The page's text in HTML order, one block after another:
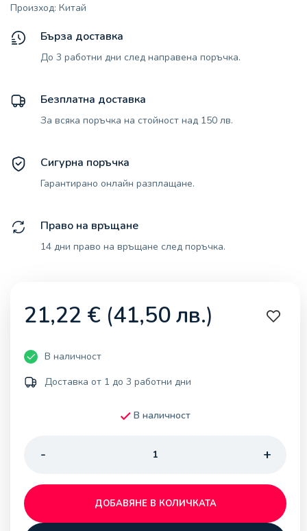
Произход: Китай
Бърза доставка
До 3 работни дни след направена поръчка.
Безплатна доставка
За всяка поръчка на стойност над 150 лв.
Сигурна поръчка
Гарантирано онлайн разплащане.
Право на връщане
14 дни право на връщане след поръчка.
21,22 € (41,50лв.)
В наличност
Доставка от 1 до 3 работни дни
В наличност
ДОБАВЯНЕ В КОЛИЧКАТА